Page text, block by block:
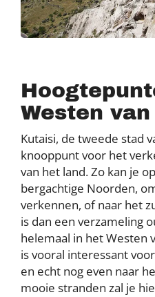
Westen
Kutaisi, de tweede stad
knooppunt voor het
van het land. Zo kan je
bergachtige Noorden,
verkennen, of naar het
is dan een verzameling
helemaal in het Westen
is vooral interessant
en echt nog even naar
mooie stranden zal je